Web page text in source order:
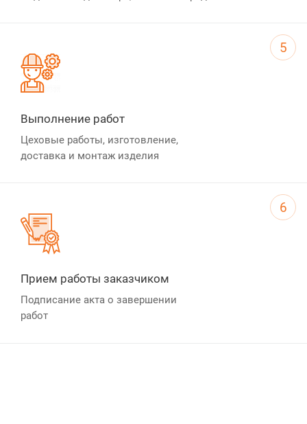
5
Выполнение работ
Цеховые работы, изготовление,
доставка и монтаж изделия
6
Прием работы заказчиком
Подписание акта о завершении
работ